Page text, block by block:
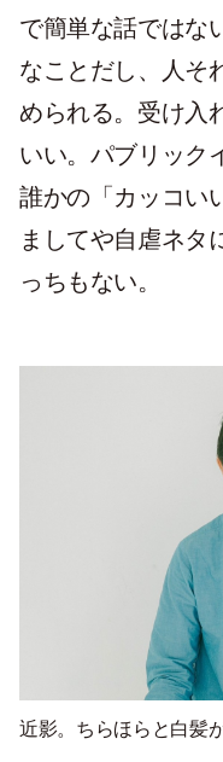
で簡単な話ではな
なことだし、人そ
められる。受け入
いい。パブリック
誰かの「カッコい
ましてや自虐ネタ
っちもない。
近影。ちらほらと白髪